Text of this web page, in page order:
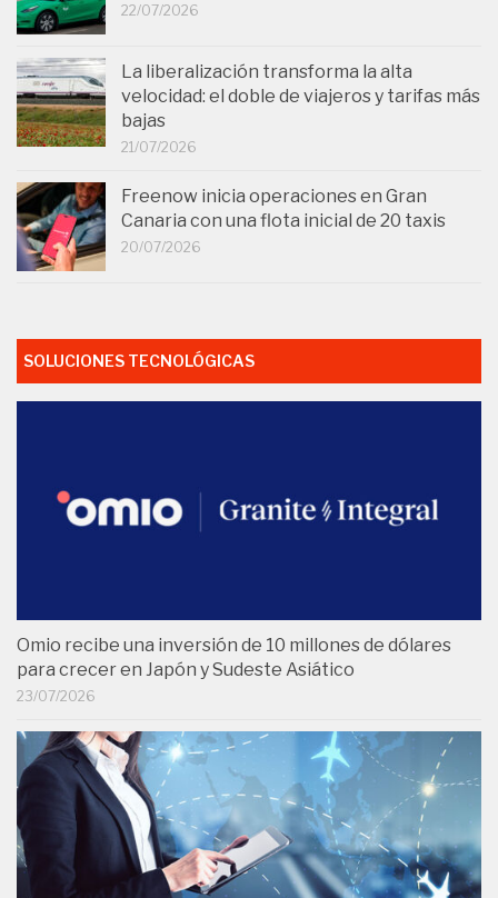
22/07/2026
La liberalización transforma la alta
velocidad: el doble de viajeros y tarifas más
bajas
21/07/2026
Freenow inicia operaciones en Gran
Canaria con una flota inicial de 20 taxis
20/07/2026
SOLUCIONES TECNOLÓGICAS
Omio recibe una inversión de 10 millones de dólares
para crecer en Japón y Sudeste Asiático
23/07/2026